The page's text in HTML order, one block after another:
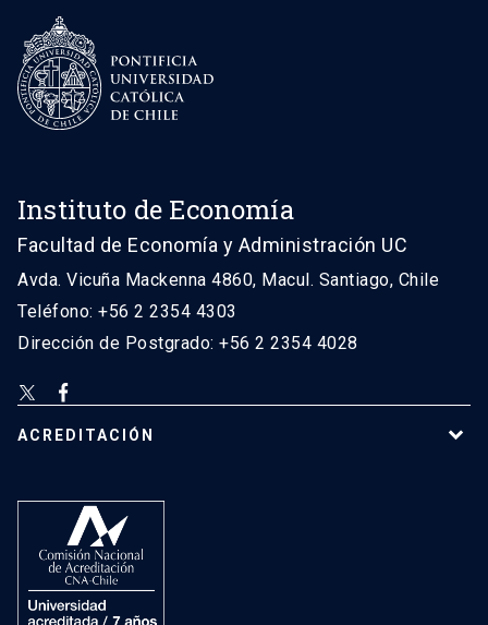
Instituto de Economía
Facultad de Economía y Administración UC
Avda. Vicuña Mackenna 4860, Macul. Santiago, Chile
Teléfono: +56 2 2354 4303
Dirección de Postgrado: +56 2 2354 4028
ACREDITACIÓN